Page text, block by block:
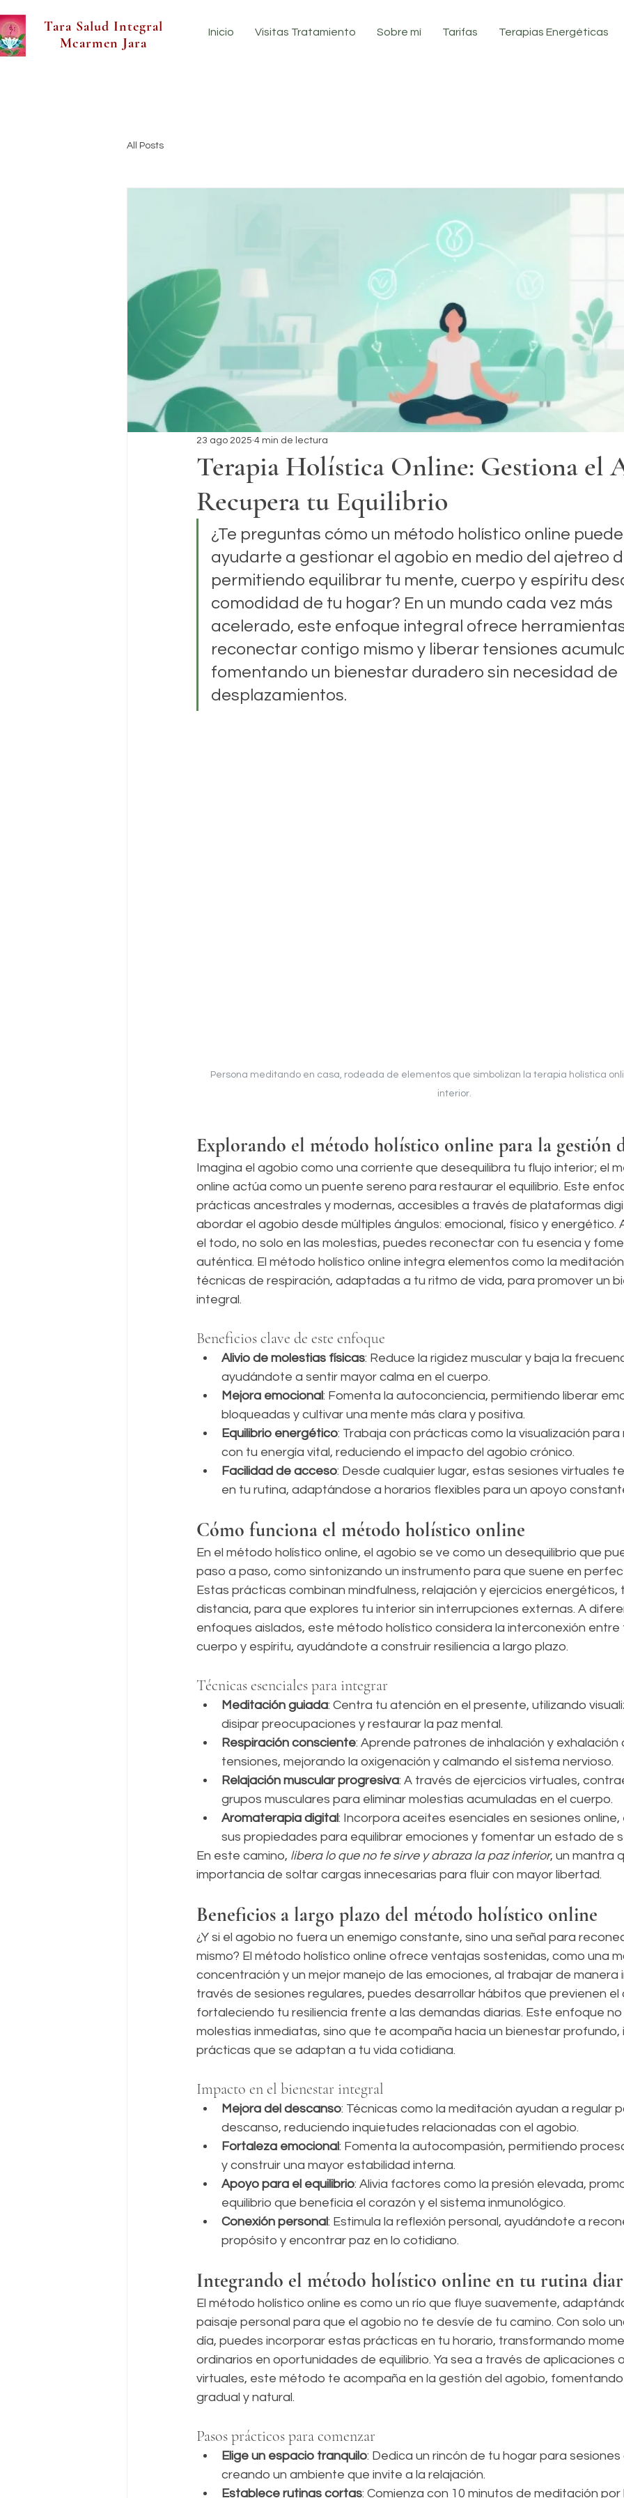
Tara Salud Integral
Mcarmen Jara
Inicio Visitas Tratamiento Sobre mí Tarifas Terapias Energéticas
All Posts
Terapia Holística Online: Gestiona el
Recupera tu Equilibrio
23 ago 2025 4 min de lectura
¿Te preguntas cómo un método holístico online puede
ayudarte a gestionar el agobio en medio del ajetreo
permitiendo equilibrar tu mente, cuerpo y espíritu
comodidad de tu hogar? En un mundo cada vez más
acelerado, este enfoque integral ofrece
reconectar contigo mismo y liberar tensiones
fomentando un bienestar duradero sin necesidad de
desplazamientos.
Persona meditando en casa, rodeada de elementos que simbolizan la terapia holística
interior.
Explorando el método holístico online para la gestión
Imagina el agobio como una corriente que desequilibra tu flujo interior; el
online actúa como un puente sereno para restaurar el equilibrio. Este
prácticas ancestrales y modernas, accesibles a través de plataformas
abordar el agobio desde múltiples ángulos: emocional, físico y energético.
el todo, no solo en las molestias, puedes reconectar con tu esencia y
auténtica. El método holístico online integra elementos como la
técnicas de respiración, adaptadas a tu ritmo de vida, para promover un
integral.
Beneficios clave de este enfoque
Alivio de molestias físicas: Reduce la rigidez muscular y baja la
ayudándote a sentir mayor calma en el cuerpo.
Mejora emocional: Fomenta la autoconciencia, permitiendo liberar
bloqueadas y cultivar una mente más clara y positiva.
Equilibrio energético: Trabaja con prácticas como la visualización
con tu energía vital, reduciendo el impacto del agobio crónico.
Facilidad de acceso: Desde cualquier lugar, estas sesiones virtuales
en tu rutina, adaptándose a horarios flexibles para un apoyo
Cómo funciona el método holístico online
En el método holístico online, el agobio se ve como un desequilibrio que
paso a paso, como sintonizando un instrumento para que suene en
Estas prácticas combinan mindfulness, relajación y ejercicios energéticos,
distancia, para que explores tu interior sin interrupciones externas. A
enfoques aislados, este método holístico considera la interconexión entre
cuerpo y espíritu, ayudándote a construir resiliencia a largo plazo.
Técnicas esenciales para integrar
Meditación guiada: Centra tu atención en el presente, utilizando
disipar preocupaciones y restaurar la paz mental.
Respiración consciente: Aprende patrones de inhalación y exhalación
tensiones, mejorando la oxigenación y calmando el sistema nervioso.
Relajación muscular progresiva: A través de ejercicios virtuales,
grupos musculares para eliminar molestias acumuladas en el cuerpo.
Aromaterapia digital: Incorpora aceites esenciales en sesiones
sus propiedades para equilibrar emociones y fomentar un estado de
En este camino, libera lo que no te sirve y abraza la paz interior, un mantra
importancia de soltar cargas innecesarias para fluir con mayor libertad.
Beneficios a largo plazo del método holístico online
¿Y si el agobio no fuera un enemigo constante, sino una señal para
mismo? El método holístico online ofrece ventajas sostenidas, como una
concentración y un mejor manejo de las emociones, al trabajar de manera
través de sesiones regulares, puedes desarrollar hábitos que previenen
fortaleciendo tu resiliencia frente a las demandas diarias. Este enfoque no
molestias inmediatas, sino que te acompaña hacia un bienestar profundo,
prácticas que se adaptan a tu vida cotidiana.
Impacto en el bienestar integral
Mejora del descanso: Técnicas como la meditación ayudan a regular
descanso, reduciendo inquietudes relacionadas con el agobio.
Fortaleza emocional: Fomenta la autocompasión, permitiendo
y construir una mayor estabilidad interna.
Apoyo para el equilibrio: Alivia factores como la presión elevada,
equilibrio que beneficia el corazón y el sistema inmunológico.
Conexión personal: Estimula la reflexión personal, ayudándote a
propósito y encontrar paz en lo cotidiano.
Integrando el método holístico online en tu rutina
El método holístico online es como un río que fluye suavemente,
paisaje personal para que el agobio no te desvíe de tu camino. Con solo
día, puedes incorporar estas prácticas en tu horario, transformando
ordinarios en oportunidades de equilibrio. Ya sea a través de aplicaciones
virtuales, este método te acompaña en la gestión del agobio,
gradual y natural.
Pasos prácticos para comenzar
Elige un espacio tranquilo: Dedica un rincón de tu hogar para sesiones
creando un ambiente que invite a la relajación.
Establece rutinas cortas: Comienza con 10 minutos de meditación por